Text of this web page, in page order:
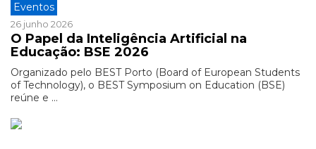
Eventos
26 junho 2026
O Papel da Inteligência Artificial na
Educação: BSE 2026
Organizado pelo BEST Porto (Board of European Students
of Technology), o BEST Symposium on Education (BSE)
reúne e ...